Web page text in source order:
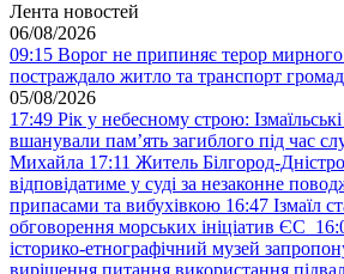
Лента новостей
06/08/2026
09:15 Ворог не припиняє терор
постраждало житло та транспорт
05/08/2026
17:49 Рік у небесному строю: Ізмаїльські
вшанували пам’ять загиблого під час
Михайла 17:11 Житель Білгород-
відповідатиме у суді за незаконне
припасами та вибухівкою 16:47 Ізмаїл
обговорення морських ініціатив ЄС
історико-етнографічний музей
вирішення питання використання